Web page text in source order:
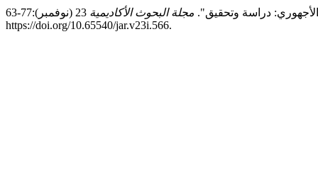
مجلة البحوث الأكاديمية
23 (نوفمبر):77-63.
https://doi.org/10.65540/jar.v23i.566.